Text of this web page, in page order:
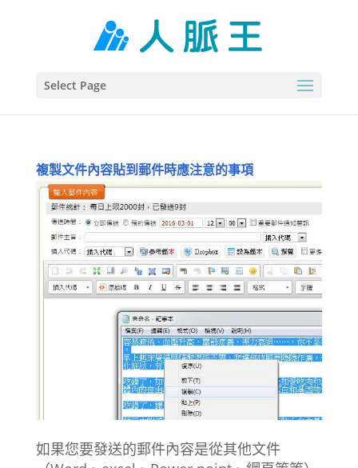
Select Page
複製文件內容貼到郵件時應注意的事項
如果您要發送的郵件內容是從其他文件